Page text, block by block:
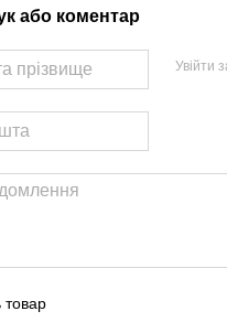
або коментар
Увійти
товар